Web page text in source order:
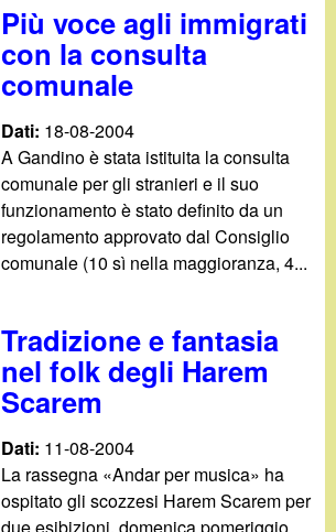
Più voce agli immigrati
con la consulta
comunale
Dati: 18-08-2004
A Gandino è stata istituita la consulta
comunale per gli stranieri e il suo
funzionamento è stato definito da un
regolamento approvato dal Consiglio
comunale (10 sì nella maggioranza, 4...
Tradizione e fantasia
nel folk degli Harem
Scarem
Dati: 11-08-2004
La rassegna «Andar per musica» ha
ospitato gli scozzesi Harem Scarem per
due esibizioni, domenica pomeriggio